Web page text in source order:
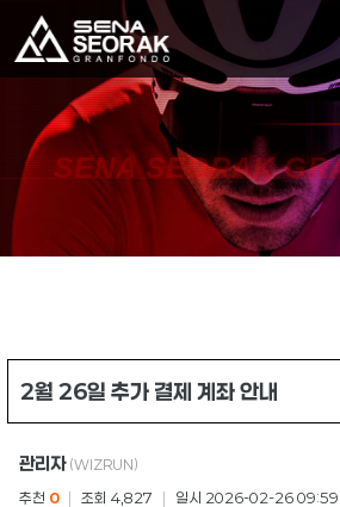
SENA SEORAK
2월 26일 추가 결제 계좌 안내
관리자 (WIZRUN)
추천 0 조회 4,827 일시 2026-02-26